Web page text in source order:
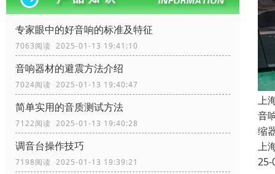
专家眼中的好音响的标准及特征
7063阅读 2025-01-13 19:41:10
音响器材的避震方法介绍
7024阅读 2025-01-13 19:40:47
简单实用的音质测试方法
7122阅读 2025-01-13 19:40:28
调音台操作技巧
7198阅读 2025-01-13 19:39:21
上
音
缩
上
25-